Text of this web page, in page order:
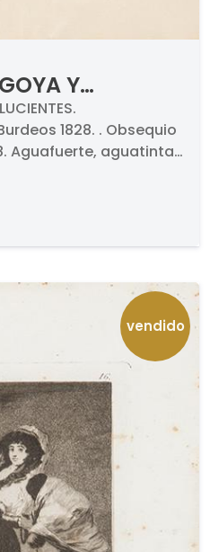
Y
á el
1828. . Obsequio
Aguafuerte, aguatinta,
201 x 105 mm plancha.
Los Caprichos.
vendido